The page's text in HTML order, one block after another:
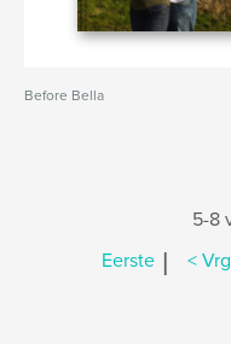
Before Bella
5-8
Eerste | < Vrg